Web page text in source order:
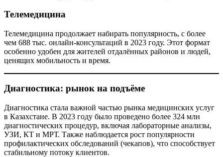
Телемедицина
Телемедицина продолжает набирать популярность, с более
чем 688 тыс. онлайн-консультаций в 2023 году. Этот формат
особенно удобен для жителей отдалённых районов и людей,
ценящих мобильность и время.
Диагностика: рынок на подъёме
Диагностика стала важной частью рынка медицинских услуг
в Казахстане. В 2023 году было проведено более 324 млн
диагностических процедур, включая лабораторные анализы,
УЗИ, КТ и МРТ. Также наблюдается рост популярности
профилактических обследований (чекапов), что способствует
стабильному потоку клиентов.